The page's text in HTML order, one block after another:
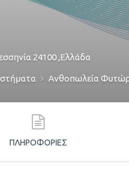
24100,Ελλάδα
Ανθοπωλεία
ΠΛΗΡΟΦΟΡΊΕΣ